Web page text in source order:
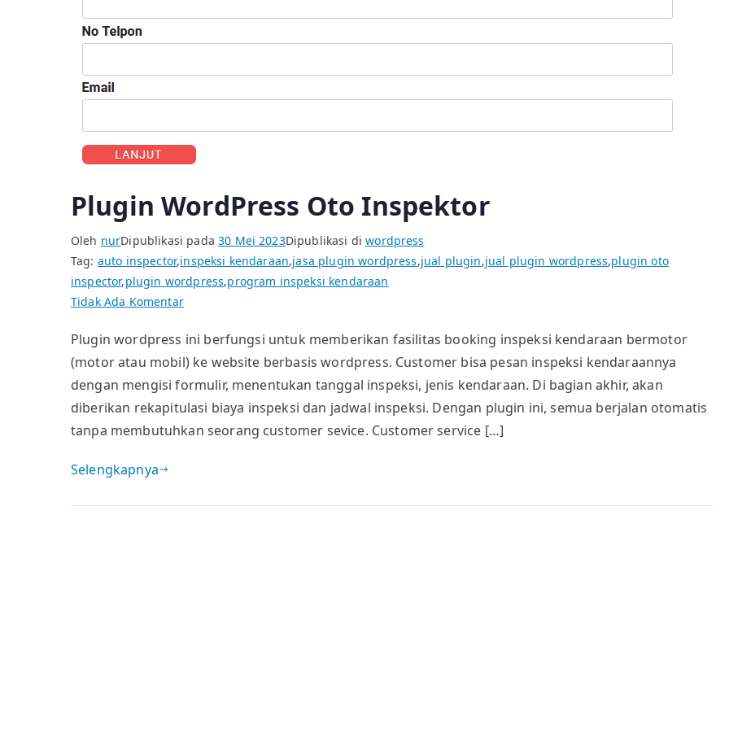
Plugin WordPress Oto Inspektor
Oleh nurDipublikasi pada30 Mei 2023Dipublikasi diwordpress
Tag: auto inspector,inspeksi kendaraan,jasa plugin wordpress,jual plugin,jual plugin wordpress,plugin oto
inspector,plugin wordpress,program inspeksi kendaraan
Tidak Ada Komentarpada
WordPress
Oto
Inspektor
Plugin wordpress ini berfungsi untuk memberikan fasilitas booking inspeksi kendaraan bermotor
(motor atau mobil) ke website berbasis wordpress. Customer bisa pesan inspeksi kendaraannya
dengan mengisi formulir, menentukan tanggal inspeksi, jenis kendaraan. Di bagian akhir, akan
diberikan rekapitulasi biaya inspeksi dan jadwal inspeksi. Dengan plugin ini, semua berjalan otomatis
tanpa membutuhkan seorang customer sevice. Customer service […]
Selengkapnya